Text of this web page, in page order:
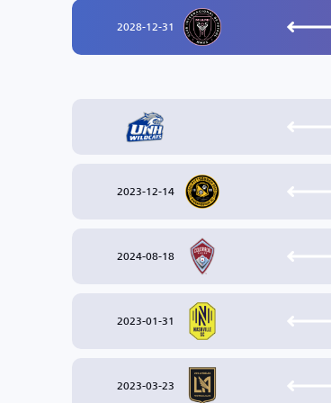
2028-12-31
2023-12-14
2024-08-18
2023-01-31
2023-03-23